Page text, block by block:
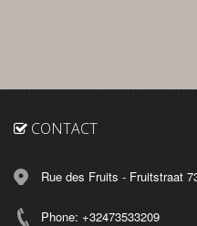
CONTACT
Rue des Fruits - Fruitstraat
Phone: +32473533209